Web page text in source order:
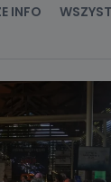
INFO